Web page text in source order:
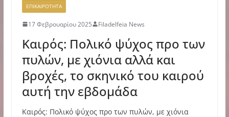
ΕΠΙΚΑΙΡΟΤΗΤΑ
17 Φεβρουαρίου 2025 Filadelfeia News
Καιρός: Πολικό ψύχος προ των
πυλών, με χιόνια αλλά και
βροχές, το σκηνικό του καιρού
αυτή την εβδομάδα
Καιρός: Πολικό ψύχος προ των πυλών, με χιόνια